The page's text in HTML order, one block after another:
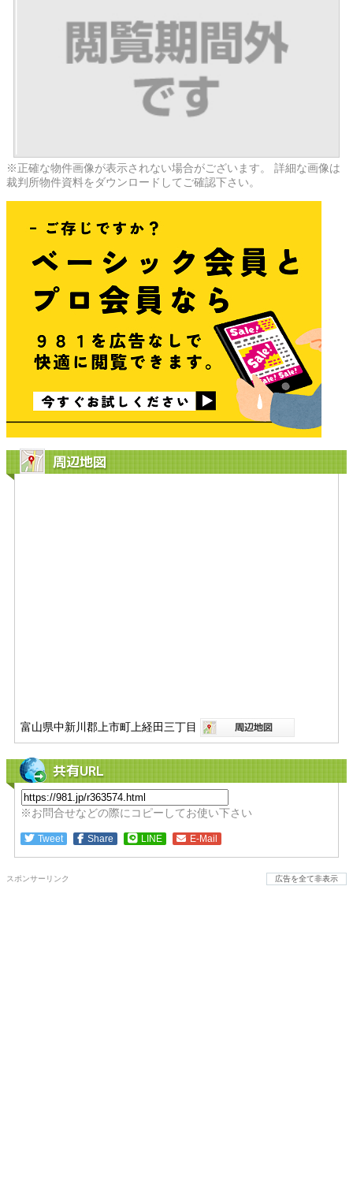
※正確な物件画像が表示されない場合がございます。 詳細な画像は
裁判所物件資料をダウンロードしてご確認下さい。
周辺地図
富山県中新川郡上市町上経田三丁目
共有URL
※お問合せなどの際にコピーしてお使い下さい
Tweet Share LINE E-Mail
スポンサーリンク 広告を全て非表示